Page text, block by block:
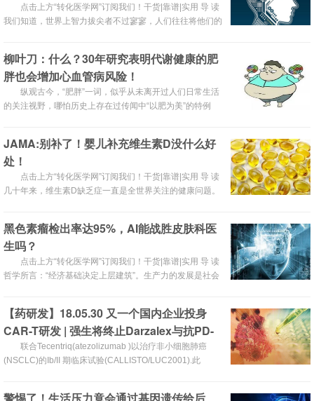
命健康和生活质量都带来了严重威胁，因此，它自被发现以
来就一直是
点击上方“转化医学网”订阅我们！干货|靠谱|实用 导 读
我们知道，世界上智力拔尖者不过寥寥，人们往往将他们的
许是因为他们在出生时就占据了基因优势，一些人类特有的
基因在他们体内大展神威，这些基因是人类理解、学习、记
忆等能力发展的关键，帮助他们赢在了起跑线上。这篇文章
的高级
柳叶刀：什么？30年研究表明代谢健康的肥
胖也会增加心血管病风险！
纵观古今，“肥胖”一词，似乎从未离开过人们日常生活
的关注视野，哪怕历史上存在过传闻中“以肥为美”的特例
JAMA:别补了！婴儿补充维生素D没什么好
处！
点击上方“转化医学网”订阅我们！干货|靠谱|实用 导 读
几十年来，维生素D缺乏症一直是全世界关注的健康问题。
预防和治疗佝偻病方面是有效的，但对骨骼健康的最佳补充
仍然不清楚，关于维生素D对婴儿骨骼的影响的数据很少。
由于感染是幼儿期发病率的主要原因，因此维生素D补充的
效果和剂量一
黑色素瘤检出率达95%，AI能战胜皮肤科医
生吗？
点击上方“转化医学网”订阅我们！干货|靠谱|实用 导 读
哲学所言：“经济基础决定上层建筑”。生产力的发展是社会
的生活，但同时也给自然环境带来了不可估量的创伤。臭氧
层空洞的扩大、各种毒性化工原料的接触，都使得人类皮肤
癌的发病率大大增加。因此，医学界关于皮肤癌早期确诊的
探索从未停息，
【药研发】18.05.30 又一个国内企业投身
CAR-T研发 | 强生将终止Darzalex与抗PD-
(L)1抗体的两项...
联合Tecentriq(atezolizumab )以治疗非小细胞肺癌
(NSCLC)的Ib/II 期临床试验(CALLISTO/LUC2001).此